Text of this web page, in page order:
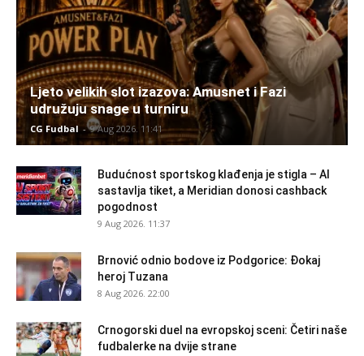
Ljeto velikih slot izazova: Amusnet i Fazi
udružuju snage u turniru
CG Fudbal - 9 Aug 2026. 11:41
Budućnost sportskog klađenja je stigla – AI
sastavlja tiket, a Meridian donosi cashback
pogodnost
9 Aug 2026. 11:37
Brnović odnio bodove iz Podgorice: Đokaj
heroj Tuzana
8 Aug 2026. 22:00
Crnogorski duel na evropskoj sceni: Četiri naše
fudbalerke na dvije strane